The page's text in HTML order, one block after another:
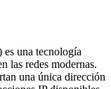
una tecnología
las redes modernas.
una única dirección